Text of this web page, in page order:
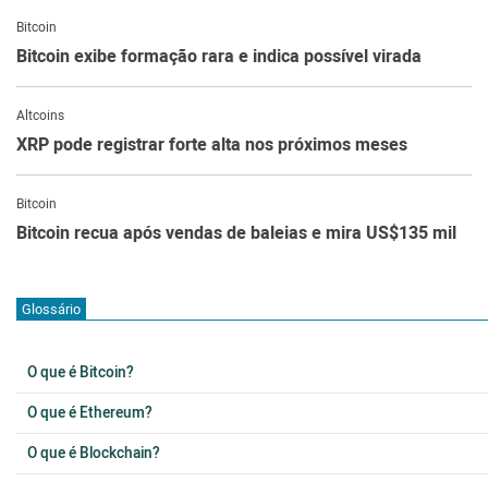
Bitcoin
Bitcoin exibe formação rara e indica possível virada
Altcoins
XRP pode registrar forte alta nos próximos meses
Bitcoin
Bitcoin recua após vendas de baleias e mira US$135 mil
Glossário
O que é Bitcoin?
O que é Ethereum?
O que é Blockchain?